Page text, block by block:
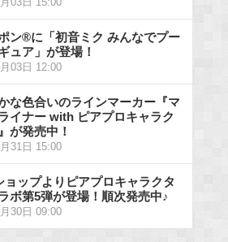
03日 15:00
ン®に「初音ミク みんなでプー
ュア」が登場！
03日 12:00
な色合いのラインマーカー『マ
イナー with ピアプロキャラク
が発売中！
31日 15:00
ョップよりピアプロキャラクタ
ボ第5弾が登場！順次発売中♪
30日 09:00